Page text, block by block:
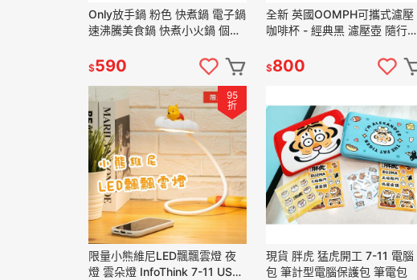
Only放手鍋 粉色 快煮鍋 電子鍋
速沸騰美食鍋 快煮小火鍋 個人
$590
全新 英國OOMPH可攜式濾壓
咖啡杯 - 經典黑 濾壓壺 隨行杯
$800
95
折
限量小熊維尼LED飄飄雲燈 夜
燈 雲朵燈 InfoThink 7-11 USB
現貨 胖虎 猛虎開工 7-11 電腦
包 筆計型電腦保護包 筆電包